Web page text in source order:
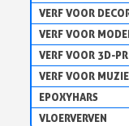
VERF VOOR
VERF VOOR
VERF VOOR 3D-
VERF VOOR
EPOXYHARS
VLOERVERVEN